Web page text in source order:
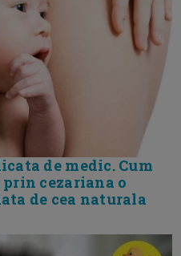
de medic. Cum
cezariana o
de cea naturala